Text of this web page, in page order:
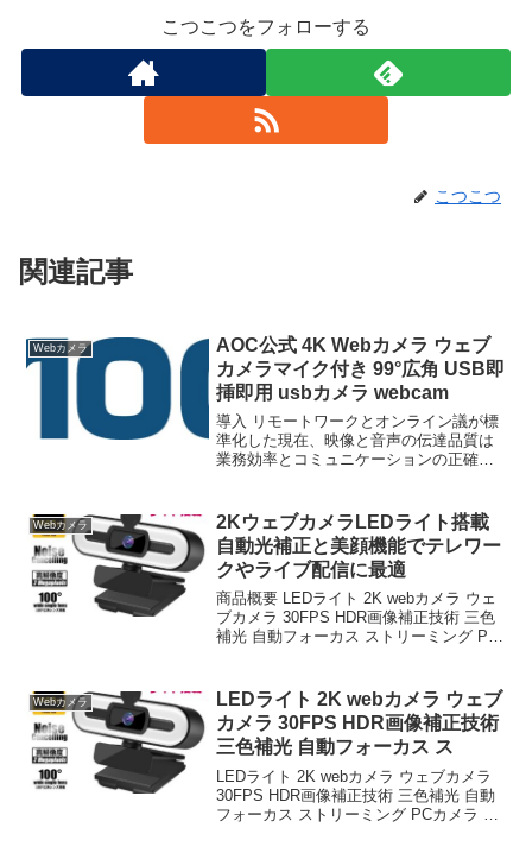
こつこつをフォローする
こつこつ
関連記事
Webカメラ
AOC公式 4K Webカメラ ウェブ
カメラマイク付き 99°広角 USB即
挿即用 usbカメラ webcam
導入 リモートワークとオンライン議が標
準化した現在、映像と音声の伝達品質は
業務効率とコミュニケーションの正確性
即用 usbカメラ webcam プライ...
Webカメラ
2KウェブカメラLEDライト搭載
自動光補正と美顔機能でテレワー
クやライブ配信に最適
商品概要 LEDライト 2K webカメラ ウェ
ブカメラ 30FPS HDR画像補正技術 三色
補光 自動フォーカス ストリーミング PC
話 テレワーク オンライ...
Webカメラ
LEDライト 2K webカメラ ウェブ
カメラ 30FPS HDR画像補正技術
三色補光 自動フォーカス ス
LEDライト 2K webカメラ ウェブカメラ
30FPS HDR画像補正技術 三色補光 自動
フォーカス ストリーミング PCカメラ 美